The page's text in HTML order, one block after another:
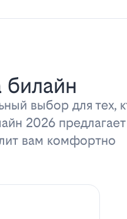
выбор для тех,
2026 предлагает
вам комфортно